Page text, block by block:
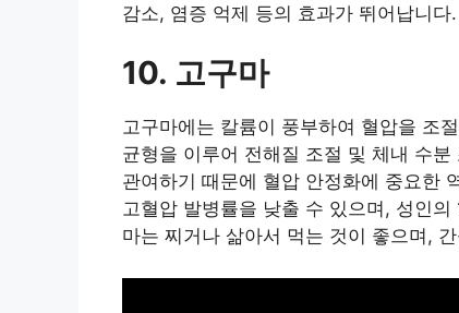
감소, 염증 억제 등의 효과가 뛰어납니다.
10. 고구마
고구마에는 칼륨이 풍부하여 혈압을 조
균형을 이루어 전해질 조절 및 체내 수
관여하기 때문에 혈압 안정화에 중요한
고혈압 발병률을 낮출 수 있으며, 성인
마는 찌거나 삶아서 먹는 것이 좋으며,